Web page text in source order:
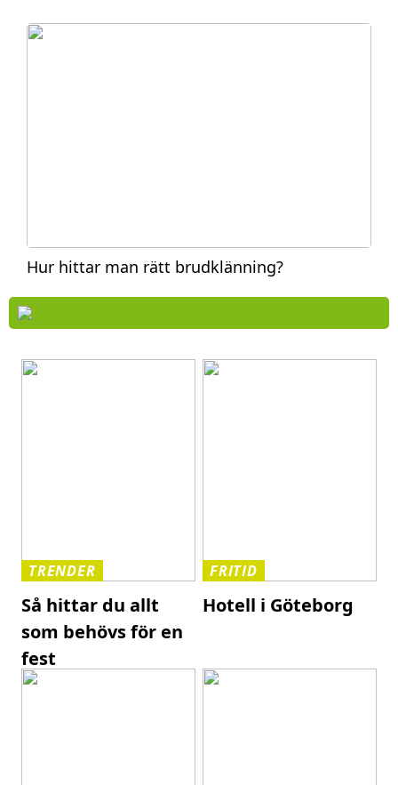
Hur hittar man rätt brudklänning?
TRENDER
Så hittar du allt
som behövs för en
fest
FRITID
Hotell i Göteborg